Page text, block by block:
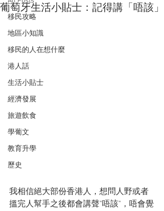
移民攻略
地區小知識
移民的人在想什麼
港人話
生活小貼士
經濟發展
旅遊飲食
學葡文
教育升學
歷史
葡萄牙生活小貼士：記得講「唔該」
我相信絕大部份香港人，想問人野或者
搵完人幫手之後都會講聲"唔該"，唔會覺